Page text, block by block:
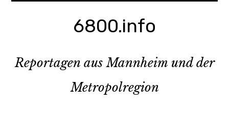
6800.info
Reportagen aus Mannheim und der
Metropolregion